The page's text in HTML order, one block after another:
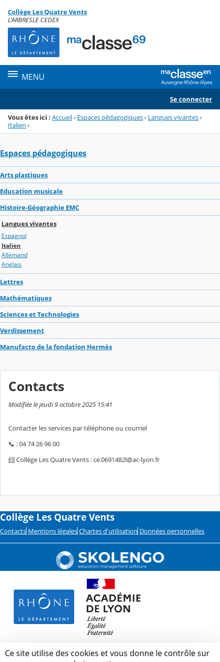
Menu de la rubrique
Contenu
Collège Les Quatre Vents
L'ARBRESLE CEDEX
MENU
Se connecter
Vous êtes ici : Accueil› Espaces pédagogiques› Langues vivantes›
Italien ›
Espaces pédagogiques
Arts plastiques
Education musicale
Histoire-Géographie EMC
Langues vivantes
Espagnol
Italien
Allemand
Anglais
Lettres
Mathématiques
Sciences et Technologies
Verdissement
Manufacto de la fondation Hermès
Contacts
Modifiée le jeudi 9 octobre 2025 15:41
Contacter les services par téléphone ou courriel
📞 : 04 74 26 96 00
📨 Collège Les Quatre Vents : ce.0691482l@ac-lyon.fr
Collège Les Quatre Vents
Contacts Mentions légales Chartes d'utilisation Données personnelles
Ce site utilise des cookies et vous donne le contrôle sur